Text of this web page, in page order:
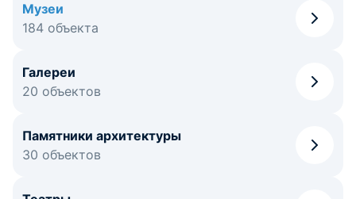
Музеи
184 объекта
Галереи
20 объектов
Памятники архитектуры
30 объектов